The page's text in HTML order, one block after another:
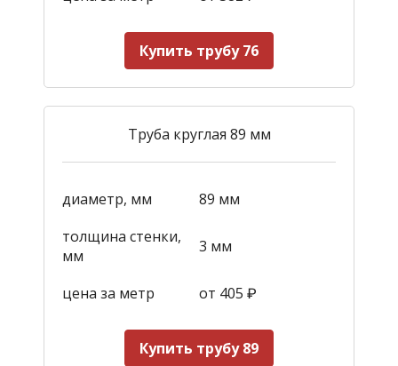
Купить трубу 76
Труба круглая 89 мм
диаметр, мм
89 мм
толщина стенки,
мм
3 мм
цена за метр от 405 ₽
Купить трубу 89